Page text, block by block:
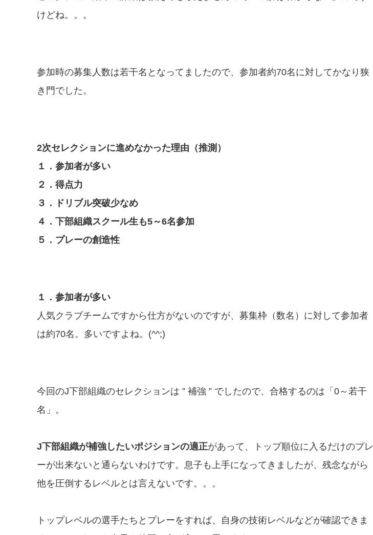
けどね。。。
参加時の募集人数は若干名となってましたので、参加者約70名に対してかなり狭
き門でした。
2次セレクションに進めなかった理由（推測）
１．参加者が多い
２．得点力
３．ドリブル突破少なめ
４．下部組織スクール生も5～6名参加
５．プレーの創造性
１．参加者が多い
人気クラブチームですから仕方がないのですが、募集枠（数名）に対して参加者
は約70名。多いですよね。(^^;)
今回のJ下部組織のセレクションは ” 補強 ” でしたので、合格するのは「0～若干
名」。
J下部組織が補強したいポジションの適正があって、トップ順位に入るだけのプレ
ーが出来ないと通らないわけです。息子も上手になってきましたが、残念ながら
他を圧倒するレベルとは言えないです。。。
トップレベルの選手たちとプレーをすれば、自身の技術レベルなどが確認できま